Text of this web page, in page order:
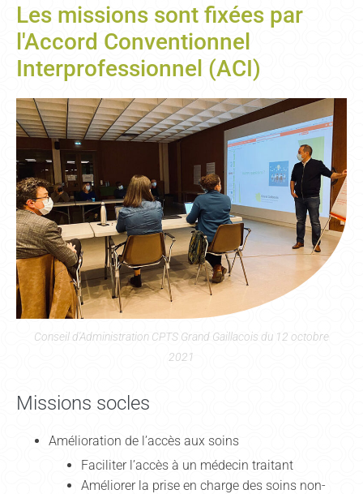
Les missions sont fixées par
l'Accord Conventionnel
Interprofessionnel (ACI)
Conseil d'Administration CPTS Grand Gaillacois du 12 octobre
2021
Missions socles
Amélioration de l’accès aux soins
Faciliter l’accès à un médecin traitant
Améliorer la prise en charge des soins non-